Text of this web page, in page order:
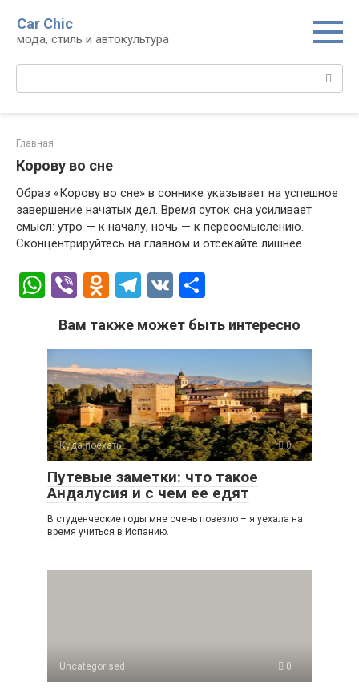
контенту
Car Chic
мода, стиль и автокультура
Поиск:
Главная
Корову во сне
Образ «Корову во сне» в соннике указывает на успешное
завершение начатых дел. Время суток сна усиливает
смысл: утро — к началу, ночь — к переосмыслению.
Сконцентрируйтесь на главном и отсекайте лишнее.
W
at
s
A
p
p
Vi
er
O
n
o
kl
a
ss
ni
ki
T
e
gr
a
m
V
п
а
в
и
ть
Вам также может быть интересно
Куда поехать 0
Путевые заметки: что такое
Андалусия и с чем ее едят
В студенческие годы мне очень повезло – я уехала на
время учиться в Испанию.
Uncategorised 0